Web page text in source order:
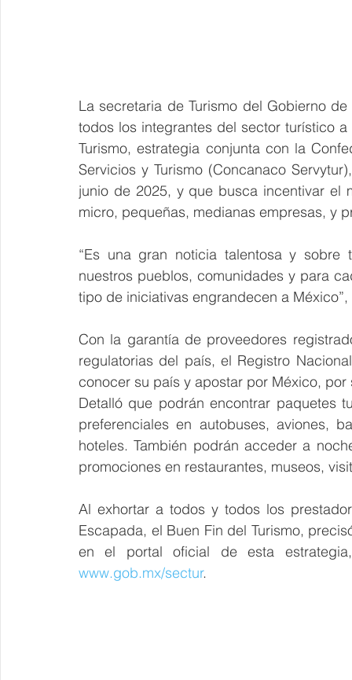
La secretaria de Turismo del Gobierno
todos los integrantes del sector turístico
Turismo, estrategia conjunta con la
Servicios y Turismo (Concanaco
junio de 2025, y que busca incentivar el
micro, pequeñas, medianas empresas, y
“Es una gran noticia talentosa y sobre
nuestros pueblos, comunidades y para
tipo de iniciativas engrandecen a
Con la garantía de proveedores
regulatorias del país, el Registro
conocer su país y apostar por México,
Detalló que podrán encontrar paquetes
preferenciales en autobuses, aviones,
hoteles. También podrán acceder a
promociones en restaurantes, museos,
Al exhortar a todos y todos los
Escapada, el Buen Fin del Turismo,
en el portal oficial de esta
www.gob.mx/sectur.